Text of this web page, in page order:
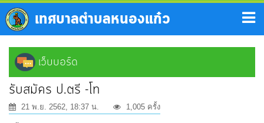
เว็บบอร์ด
รับสมัคร ป.ตรี -โท
21 พ.ย. 2562, 18:37 น. 1,005 ครั้ง